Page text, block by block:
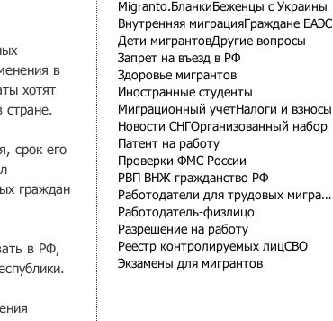
в
хотят
стране.
срок его
граждан
в РФ,
Migranto.Бланки Беженцы с Украины
Внутренняя миграция Граждане ЕАЭС
Дети мигрантовДругие вопросы
Запрет на въезд в РФ
Здоровье мигрантов
Иностранные студенты
Миграционный учетНалоги и взносы
Новости СНГ Организованный набор
Патент на работу
Проверки ФМС России
РВП ВНЖ гражданство РФ
Работодатели для трудовых мигрантов
Работодатель-физлицо
Разрешение на работу
Реестр контролируемых лицСВО
Экзамены для мигрантов